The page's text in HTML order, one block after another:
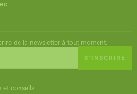
de la newsletter à tout moment.
S'INSCRIRE
et conseils